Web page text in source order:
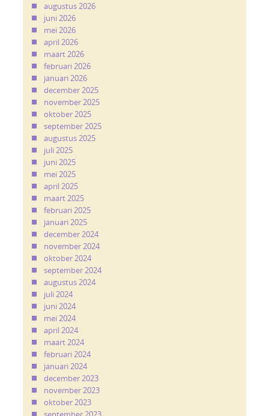
augustus 2026
juni 2026
mei 2026
april 2026
maart 2026
februari 2026
januari 2026
december 2025
november 2025
oktober 2025
september 2025
augustus 2025
juli 2025
juni 2025
mei 2025
april 2025
maart 2025
februari 2025
januari 2025
december 2024
november 2024
oktober 2024
september 2024
augustus 2024
juli 2024
juni 2024
mei 2024
april 2024
maart 2024
februari 2024
januari 2024
december 2023
november 2023
oktober 2023